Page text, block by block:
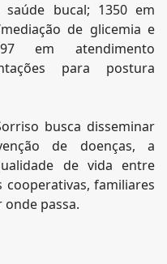
bucal; 1350 em
de glicemia e
em atendimento
para postura
busca disseminar
de doenças, a
de vida entre
cooperativas, familiares
onde passa.